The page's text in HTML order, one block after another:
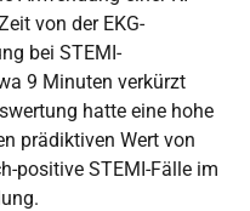
von der EKG-
bei STEMI-
9 Minuten verkürzt
hatte eine hohe
prädiktiven Wert von
positive STEMI-Fälle im